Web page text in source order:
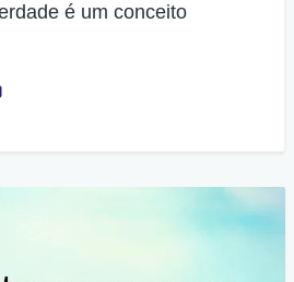
é um conceito